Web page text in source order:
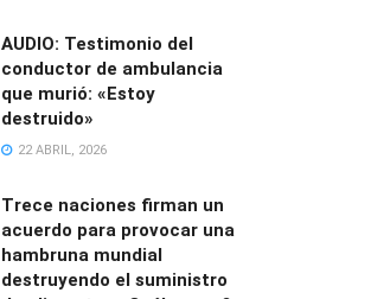
AUDIO: Testimonio del
conductor de ambulancia
que murió: «Estoy
destruido»
22 ABRIL, 2026
Trece naciones firman un
acuerdo para provocar una
hambruna mundial
destruyendo el suministro